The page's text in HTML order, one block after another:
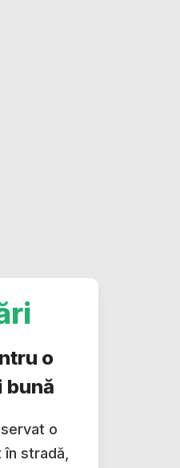
o
bună
o
în stradă,